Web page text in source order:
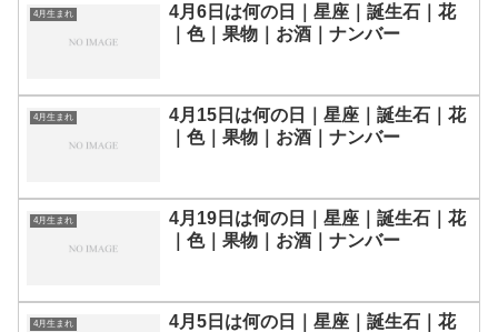
4月生まれ
4月6日は何の日｜星座｜誕生石｜花
｜色｜果物｜お酒｜ナンバー
4月生まれ
4月15日は何の日｜星座｜誕生石｜花
｜色｜果物｜お酒｜ナンバー
4月生まれ
4月19日は何の日｜星座｜誕生石｜花
｜色｜果物｜お酒｜ナンバー
4月生まれ
4月5日は何の日｜星座｜誕生石｜花